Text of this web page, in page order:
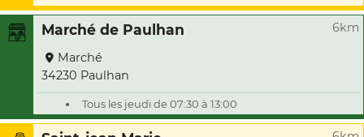
Marché de Paulhan 6km
Marché
34230 Paulhan
Tous les jeudi de 07:30 à 13:00